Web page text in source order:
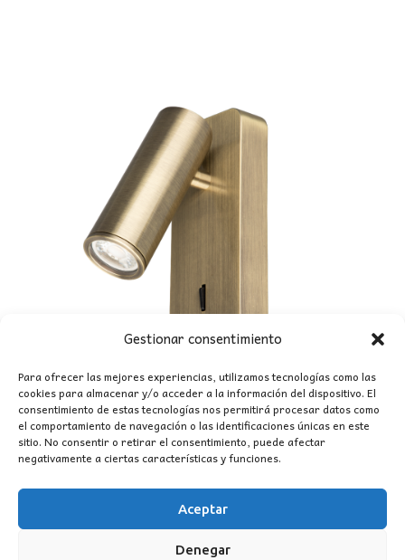
Gestionar consentimiento
Para ofrecer las mejores experiencias, utilizamos tecnologías como las
cookies para almacenar y/o acceder a la información del dispositivo. El
consentimiento de estas tecnologías nos permitirá procesar datos como
el comportamiento de navegación o las identificaciones únicas en este
sitio. No consentir o retirar el consentimiento, puede afectar
negativamente a ciertas características y funciones.
Aceptar
Denegar
APLIQUE LECTOR NOTTE CUERO MANTRA
33,34€